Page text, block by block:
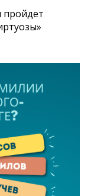
пройдет